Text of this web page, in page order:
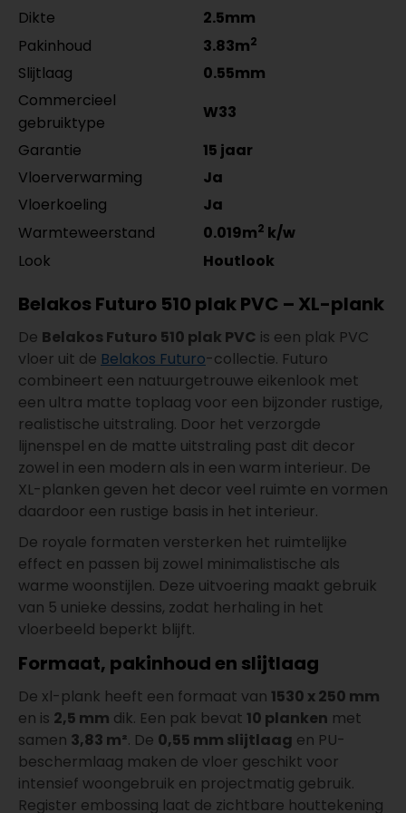
Dikte
2.5mm
Pakinhoud
3.83m2
Slijtlaag
0.55mm
Commercieel
gebruiktype
W33
Garantie
15 jaar
Vloerverwarming
Ja
Vloerkoeling
Ja
Warmteweerstand
0.019m2 k/w
Look
Houtlook
Belakos Futuro 510 plak PVC – XL-plank
De Belakos Futuro 510 plak PVC is een plak PVC
vloer uit de Belakos Futuro-collectie. Futuro
combineert een natuurgetrouwe eikenlook met
een ultra matte toplaag voor een bijzonder rustige,
realistische uitstraling. Door het verzorgde
lijnenspel en de matte uitstraling past dit decor
zowel in een modern als in een warm interieur. De
XL-planken geven het decor veel ruimte en vormen
daardoor een rustige basis in het interieur.
De royale formaten versterken het ruimtelijke
effect en passen bij zowel minimalistische als
warme woonstijlen. Deze uitvoering maakt gebruik
van 5 unieke dessins, zodat herhaling in het
vloerbeeld beperkt blijft.
Formaat, pakinhoud en slijtlaag
De xl-plank heeft een formaat van 1530 x 250 mm
en is 2,5 mm dik. Een pak bevat 10 planken met
samen 3,83 m². De 0,55 mm slijtlaag en PU-
beschermlaag maken de vloer geschikt voor
intensief woongebruik en projectmatig gebruik.
Register embossing laat de zichtbare houttekening